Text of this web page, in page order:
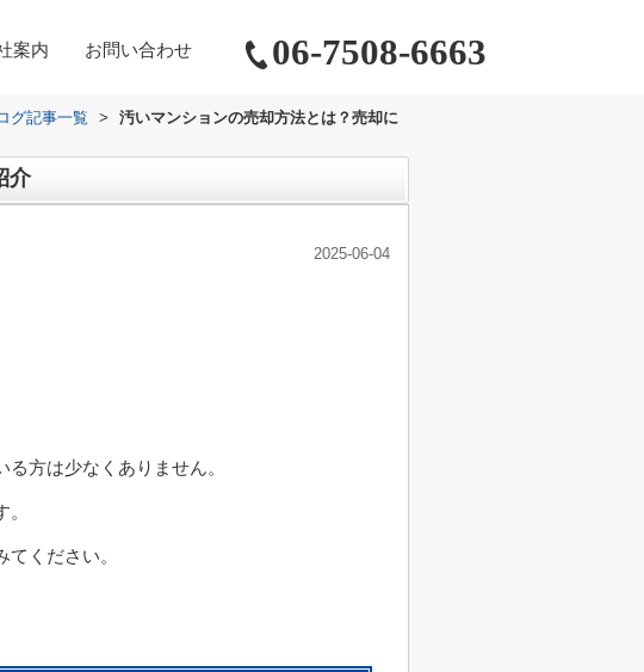
案内 お問い合わせ 06-7508-6663
グ記事一覧 >
汚いマンションの売却方法とは？売却に
介
2025-06-04
方は少なくありません。
ください。